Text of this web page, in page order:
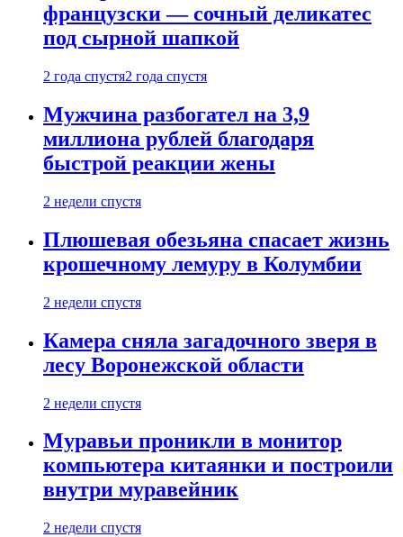
французски — сочный деликатес
под сырной шапкой
2 года спустя2 года спустя
Мужчина разбогател на 3,9
миллиона рублей благодаря
быстрой реакции жены
2 недели спустя
Плюшевая обезьяна спасает жизнь
крошечному лемуру в Колумбии
2 недели спустя
Камера сняла загадочного зверя в
лесу Воронежской области
2 недели спустя
Муравьи проникли в монитор
компьютера китаянки и построили
внутри муравейник
2 недели спустя